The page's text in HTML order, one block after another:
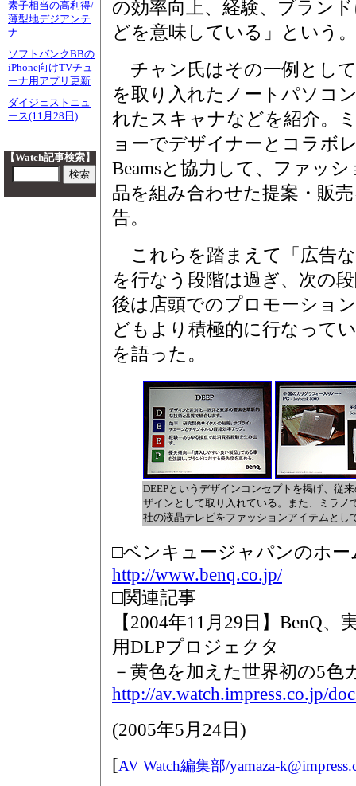
素子相当の高利得/
薄型地デジアンテ
ナ
ソフトバンクBBの
iPhone向けTVチュ
ーナ用アプリ更新
ダイジェストニュ
ース(11月28日)
【Watch記事検索】
の効率向上、経験、ブラン
どを意味している」という。
チャン氏はその一例とし
を取り入れたノートパソコ
れたスキャナなどを紹介。
ョーでデザイナーとコラボ
Beamsと協力して、ファッ
品を組み合わせた提案・販
告。
これらを踏まえて「広告
を行なう段階は過ぎ、次の
後は店頭でのプロモーショ
どもより積極的に行なって
を語った。
DEEPというデザインコンセプトを掲げ、従
ザインとして取り入れている。また、ミラノ
社の液晶テレビをファッションアイテムとし
□ベンキュージャパンのホー
http://www.benq.co.jp/
□関連記事
【2004年11月29日】BenQ
用DLPプロジェクタ
－黄色を加えた世界初の5色
http://av.watch.impress.co.jp/
(2005年5月24日 )
[AV Watch編集部/yamaza-